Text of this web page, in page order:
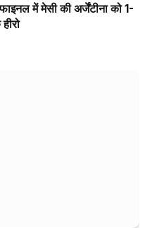
में मेसी की अर्जेंटीना को 1-